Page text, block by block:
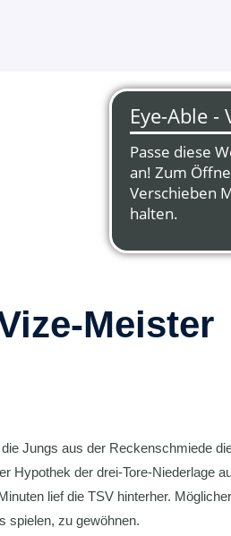
Meister
Jungs aus der Reckenschmiede
Hypothek der drei-Tore-Niederlage
lief die TSV hinterher.
spielen, zu gewöhnen.